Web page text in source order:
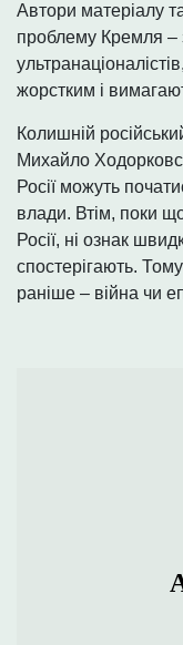
Автори матеріалу
проблему Кремля –
жорстким і
Колишній
Михайло
Росії можуть
влади. Втім, поки
Росії, ні ознак
спостерігають.
раніше – війна чи